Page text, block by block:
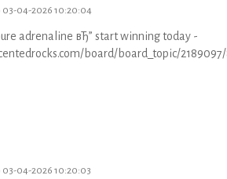
03-04-2026 10:20:04
adrenaline вЂ” start winning today -
board/board_topic/
03-04-2026 10:20:03